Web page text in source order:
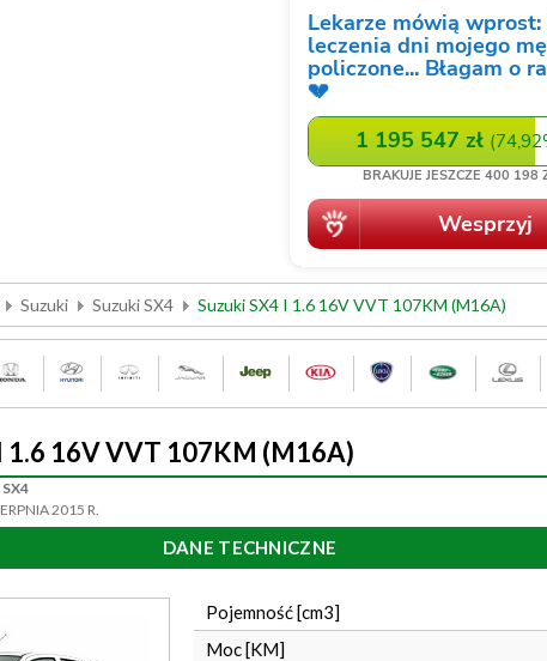
Suzuki Suzuki SX4 Suzuki SX4 I 1.6 16V VVT 107KM (M16A)
1.6 16V VVT 107KM (M16A)
2015 R.
DANE TECHNICZNE
Pojemność [cm3]
Moc [KM]